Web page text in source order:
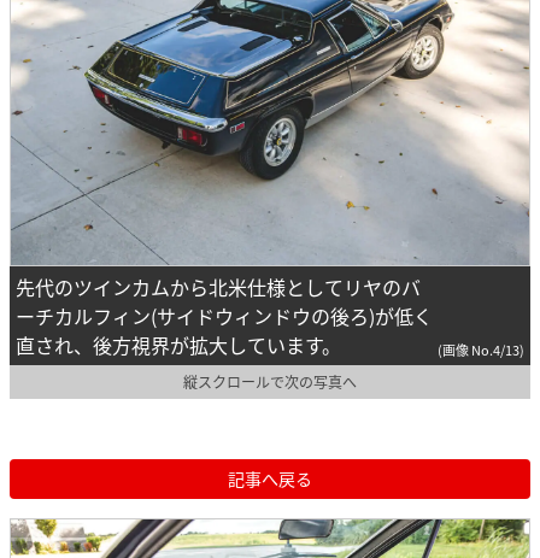
先代のツインカムから北米仕様としてリヤのバ
ーチカルフィン(サイドウィンドウの後ろ)が低く
直され、後方視界が拡大しています。
(画像 No.4/13)
縦スクロールで次の写真へ
記事へ戻る